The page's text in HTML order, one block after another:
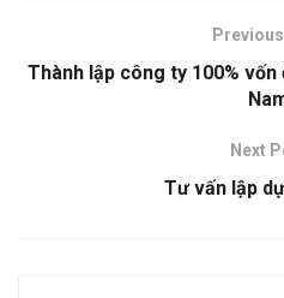
Thành lập công ty 100%
Next
Tư vấn lập